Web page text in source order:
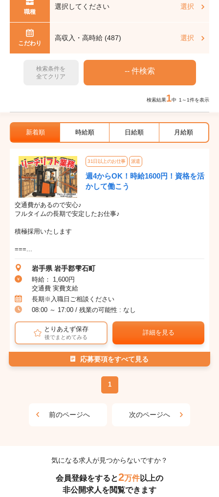
職種
選択してください 選択
こだわり
高収入・高時給 (487) 選択
検索条件を
全てクリア
検索結果1中 1～1件を表示
新着順 時給順 日給順 月給順
31日以上のお仕事 派遣
週4からOK！時給1600円！資格を活
かして働こう
交通費があるので安心♪
フルタイムの長期で安定したお仕事♪
積極採用いたします
===...
岩手県 岩手郡雫石町
時給： 1,600円
交通費 実費支給
長期※入職日ご相談ください
08:00 ～ 17:00 / 残業の可能性 : なし
とりあえず保存
後でまとめてみる
詳細を見る
応募要項をすべて見る
1
前のページへ 次のページへ
気になる求人が見つからないですか？
会員登録をすると2万件以上の
非公開求人を閲覧できます